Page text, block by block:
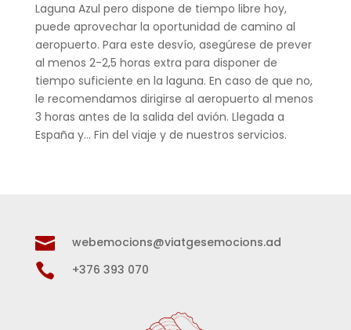
Laguna Azul pero dispone de tiempo libre hoy,
puede aprovechar la oportunidad de camino al
aeropuerto. Para este desvío, asegúrese de prever
al menos 2-2,5 horas extra para disponer de
tiempo suficiente en la laguna. En caso de que no,
le recomendamos dirigirse al aeropuerto al menos
3 horas antes de la salida del avión. Llegada a
España y… Fin del viaje y de nuestros servicios.
 webemocions@viatgesemocions.ad
 +376 393 070